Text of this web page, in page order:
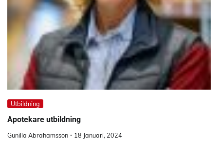
Utbildning
Apotekare utbildning
Gunilla Abrahamsson 18 Januari, 2024